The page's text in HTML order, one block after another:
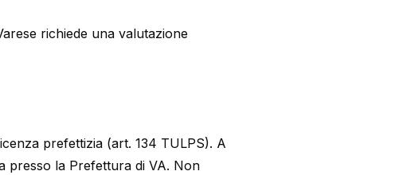
richiede una valutazione
prefettizia (art. 134 TULPS). A
presso la Prefettura di VA. Non